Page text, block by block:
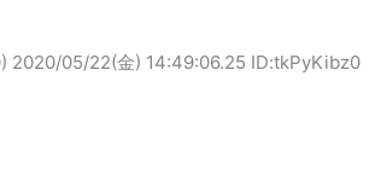
2020/05/22(金) 14:49:06.25 ID:tkPyKibz0